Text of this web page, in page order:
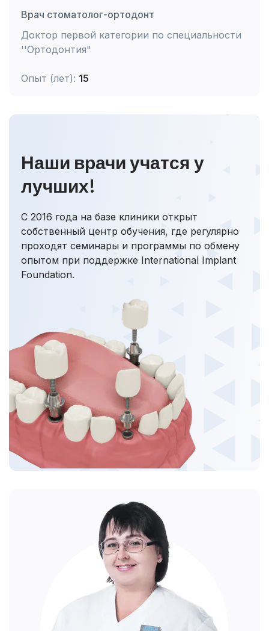
Врач стоматолог-ортодонт
Доктор первой категории по специальности
''Ортодонтия"
Опыт (лет): 15
Наши врачи учатся у
лучших!
С 2016 года на базе клиники открыт
собственный центр обучения, где регулярно
проходят семинары и программы по обмену
опытом при поддержке International Implant
Foundation.